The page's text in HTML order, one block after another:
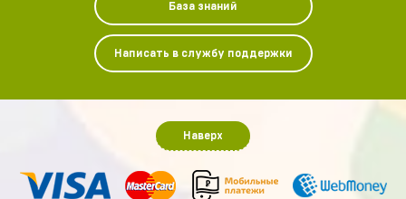
База знаний
Написать в службу поддержки
Наверх